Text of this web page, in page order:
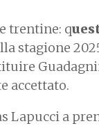
trentine: q
stagione
accettato.
Lapucci a